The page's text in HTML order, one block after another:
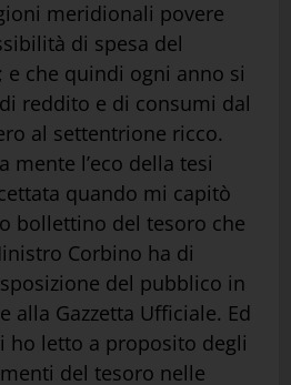
meridionali povere
di spesa del
che quindi ogni anno si
reddito e di consumi dal
al settentrione ricco.
mente l’eco della tesi
quando mi capitò
bollettino del tesoro che
Corbino ha di
del pubblico in
alla Gazzetta Ufficiale. Ed
ho letto a proposito degli
del tesoro nelle